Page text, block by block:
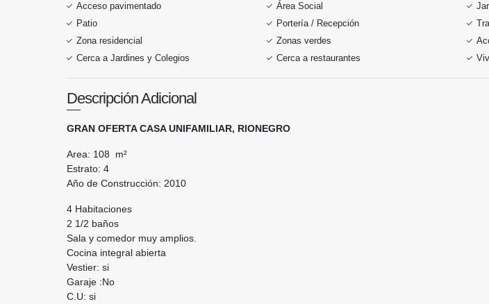
Acceso pavimentado Área Social
Patio
Portería / Recepción
Zona residencial
Zonas verdes
Cerca a Jardines y Colegios
Cerca a restaurantes
Descripción Adicional
GRAN OFERTA CASA UNIFAMILIAR, RIONEGRO
Area: 108 m²
Estrato: 4
Año de Construcción: 2010
4 Habitaciones
2 1/2 baños
Sala y comedor muy amplios.
Cocina integral abierta
Vestier: si
Garaje :No
C.U: si